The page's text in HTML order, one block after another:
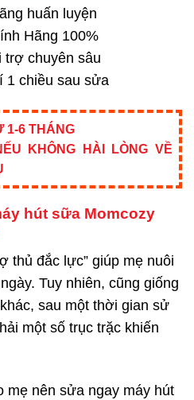
huấn luyện
Hãng 100%
chuyên sâu
1 chiều sau sửa
1-6 THÁNG
KHÔNG HÀI LÒNG VỀ
hút sữa Momcozy
thủ đắc lực” giúp mẹ nuôi
Tuy nhiên, cũng giống
sau một thời gian sử
một số trục trặc khiến
mẹ nên sửa ngay máy hút